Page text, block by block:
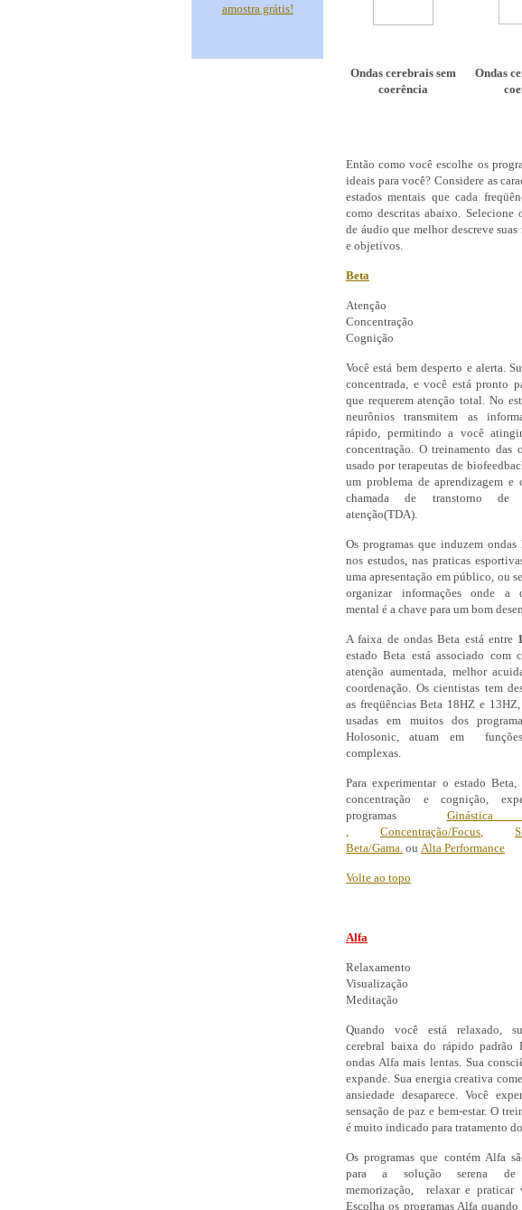
amostra grátis!
Ondas cerebrais sem
coerência
Ondas
Então como você escolhe os
ideais para você? Considere as
estados mentais que cada
como descritas abaixo. Selecione
de áudio que melhor descreve suas
e objetivos.
Beta
Atenção
Concentração
Cognição
Você está bem desperto e alerta.
concentrada, e você está pronto
que requerem atenção total. No
neurônios transmitem as
rápido, permitindo a você
concentração. O treinamento das
usado por terapeutas de
um problema de aprendizagem e
chamada de transtorno
atenção(TDA).
Os programas que induzem ondas
nos estudos, nas praticas
uma apresentação em público, ou
organizar informações onde a
mental é a chave para um bom
A faixa de ondas Beta está entre
estado Beta está associado com
atenção aumentada, melhor
coordenação. Os cientistas tem
as freqüências Beta 18HZ e
usadas em muitos dos
Holosonic, atuam em
complexas.
Para experimentar o estado
concentração e cognição,
programas Ginástica
,
Concentração/Focus,
Beta/Gama. ou Alta Performance
Volte ao topo
Alfa
Relaxamento
Visualização
Meditação
Quando você está relaxado,
cerebral baixa do rápido padrão
ondas Alfa mais lentas. Sua
expande. Sua energia creativa
ansiedade desaparece. Você
sensação de paz e bem-estar. O
é muito indicado para tratamento do
Os programas que contém Alfa
para a solução serena de
memorização, relaxar e praticar
Escolha os programas Alfa quando